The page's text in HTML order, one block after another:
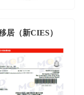
居（新CIES）